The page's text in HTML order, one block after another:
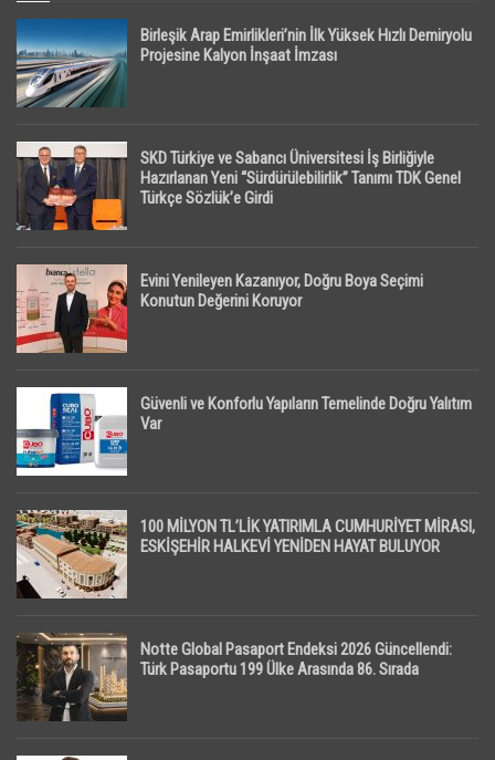
Birleşik Arap Emirlikleri’nin İlk Yüksek Hızlı Demiryolu
Projesine Kalyon İnşaat İmzası
SKD Türkiye ve Sabancı Üniversitesi İş Birliğiyle
Hazırlanan Yeni “Sürdürülebilirlik” Tanımı TDK Genel
Türkçe Sözlük’e Girdi
Evini Yenileyen Kazanıyor, Doğru Boya Seçimi
Konutun Değerini Koruyor
Güvenli ve Konforlu Yapıların Temelinde Doğru Yalıtım
Var
100 MİLYON TL’LİK YATIRIMLA CUMHURİYET MİRASI,
ESKİŞEHİR HALKEVİ YENİDEN HAYAT BULUYOR
Notte Global Pasaport Endeksi 2026 Güncellendi:
Türk Pasaportu 199 Ülke Arasında 86. Sırada